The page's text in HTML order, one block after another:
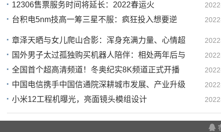
12306售票服务时间将延长：2022春运火
台积电5nm技高一筹三星不服：疯狂投入想要逆
章泽天晒与女儿爬山合影：浑身充满力量、心情超
国外男子太过孤独购买机器人陪伴：相处两年后与
全国首个超高清频道！冬奥纪实8K频道正式开播
中国电信携手中国信通院深耕城市发展、产业升级
小米12工程机曝光，亮面镜头模组设计